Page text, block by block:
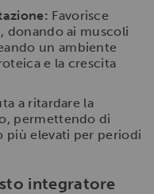
Favorisce
donando ai muscoli
un ambiente
e la crescita
a ritardare la
permettendo di
più elevati per periodi
integratore